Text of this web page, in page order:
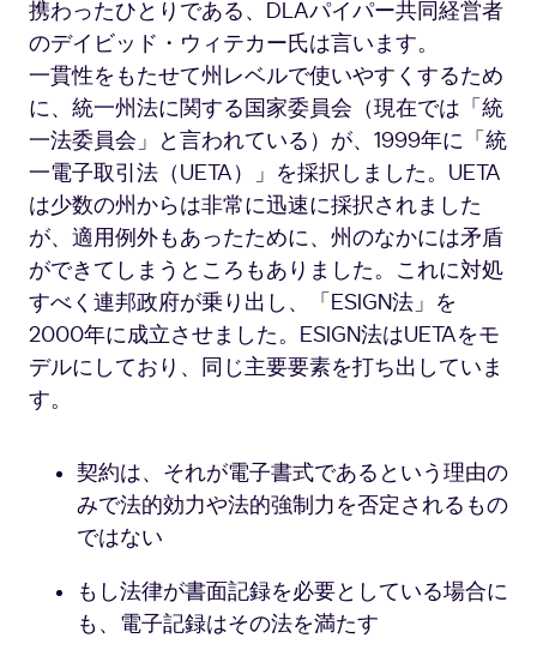
携わったひとりである、DLAパイパー共同経営者
のデイビッド・ウィテカー氏は言います。
一貫性をもたせて州レベルで使いやすくするため
に、統一州法に関する国家委員会（現在では「統
一法委員会」と言われている）が、1999年に「統
一電子取引法（UETA）」を採択しました。UETA
は少数の州からは非常に迅速に採択されました
が、適用例外もあったために、州のなかには矛盾
ができてしまうところもありました。これに対処
すべく連邦政府が乗り出し、「ESIGN法」を
2000年に成立させました。ESIGN法はUETAをモ
デルにしており、同じ主要要素を打ち出していま
す。
契約は、それが電子書式であるという理由の
みで法的効力や法的強制力を否定されるもの
ではない
もし法律が書面記録を必要としている場合に
も、電子記録はその法を満たす